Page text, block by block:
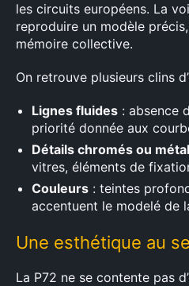
les circuits européens. La
reproduire un modèle
mémoire collective.
On retrouve plusieurs clins
Lignes fluides : absence
priorité donnée aux
Détails chromés ou
vitres, éléments de
Couleurs : teintes
accentuent le modelé de
Une esthétique au
La P72 ne se contente pas